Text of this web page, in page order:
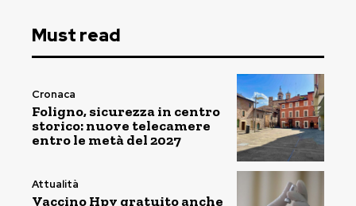
Must read
Cronaca
Foligno, sicurezza in centro
storico: nuove telecamere
entro le metà del 2027
Attualità
Vaccino Hpv gratuito anche